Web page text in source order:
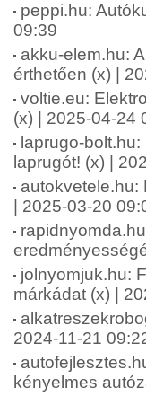
peppi.hu:
09:39
akku-elem.hu:
érthetően (x) |
voltie.eu:
(x) | 2025-04-24
laprugo-
laprugót! (x) |
autokvetele.hu:
| 2025-03-20
jolnyomjuk.hu:
márkádat (x) |
2024-11-21
kényelmes